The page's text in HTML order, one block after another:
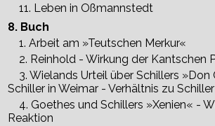
11. Leben in Oßmannstedt
8. Buch
1. Arbeit am »Teutschen Merkur«
2. Reinhold - Wirkung der Kantschen
3. Wielands Urteil über Schillers »Don
Schiller in Weimar - Verhältnis zu Schiller
4. Goethes und Schillers »Xenien« -
Reaktion